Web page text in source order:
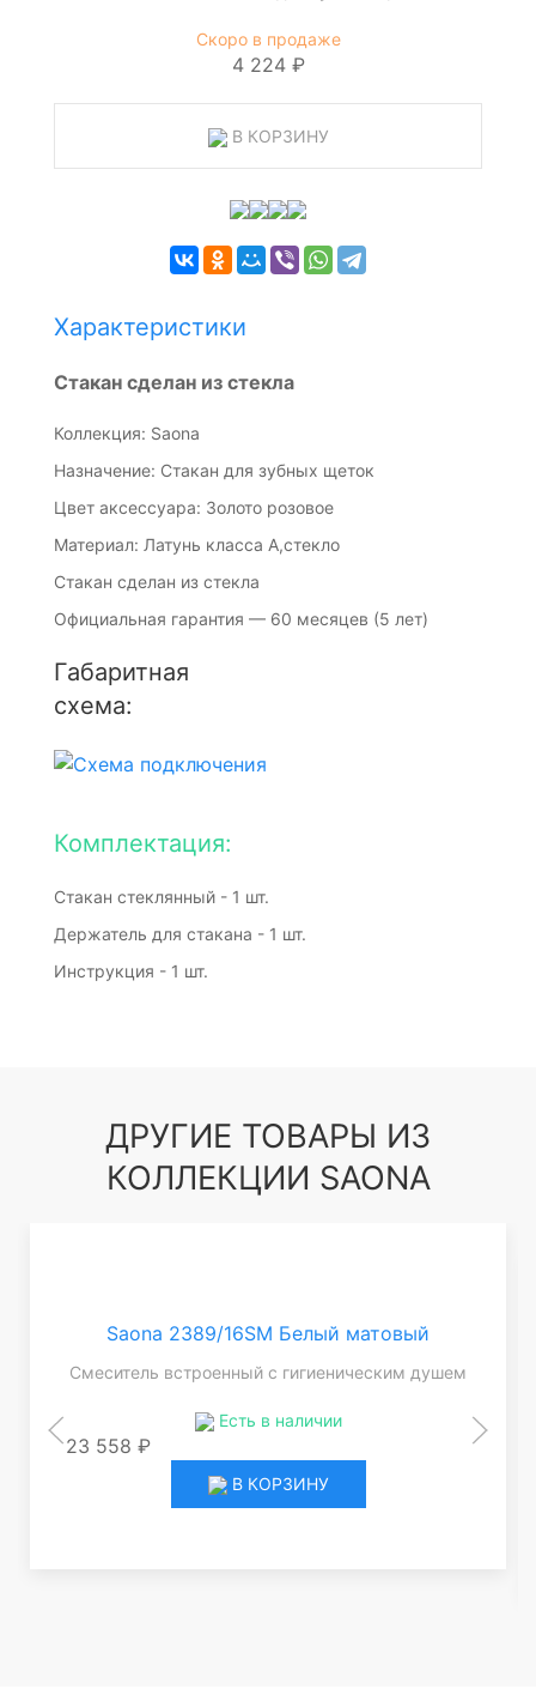
Скоро в продаже
4 224 ₽
В КОРЗИНУ
Характеристики
Стакан сделан из стекла
Коллекция: Saona
Назначение: Стакан для зубных щеток
Цвет аксессуара: Золото розовое
Материал: Латунь класса А,стекло
Стакан сделан из стекла
Официальная гарантия — 60 месяцев (5 лет)
Габаритная
схема:
Комплектация:
Стакан стеклянный - 1 шт.
Держатель для стакана - 1 шт.
Инструкция - 1 шт.
ДРУГИЕ ТОВАРЫ ИЗ
КОЛЛЕКЦИИ SAONA
Saona 2389/16SM Белый матовый
Смеситель встроенный с гигиеническим душем
Есть в наличии
23 558 ₽
В КОРЗИНУ